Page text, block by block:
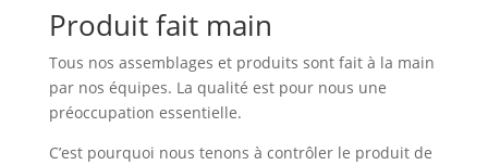
Produit fait main
Tous nos assemblages et produits sont fait à la main
par nos équipes. La qualité est pour nous une
préoccupation essentielle.
C’est pourquoi nous tenons à contrôler le produit de